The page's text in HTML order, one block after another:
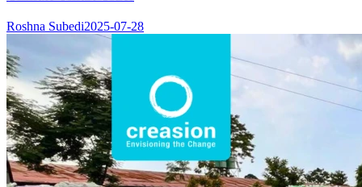
Roshna Subedi2025-07-28